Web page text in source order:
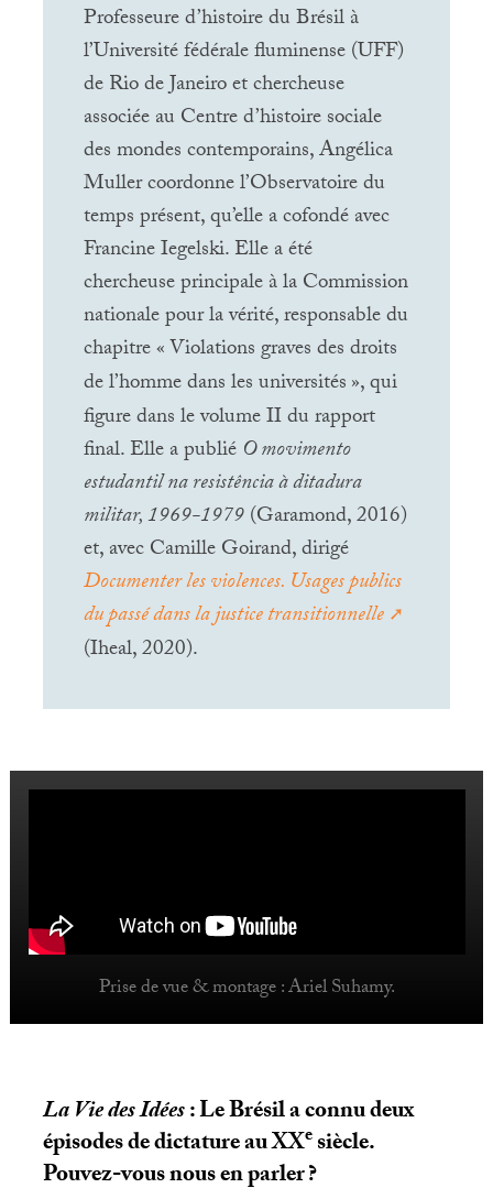
Professeure d’histoire du Brésil à
l’Université fédérale fluminense (UFF)
de Rio de Janeiro et chercheuse
associée au Centre d’histoire sociale
des mondes contemporains, Angélica
Muller coordonne l’Observatoire du
temps présent, qu’elle a cofondé avec
Francine Iegelski. Elle a été
chercheuse principale à la Commission
nationale pour la vérité, responsable du
chapitre «Violations graves des droits
de l’homme dans les universités», qui
figure dans le volumeIIdu rapport
final. Elle a publié O movimento
estudantil na resistência à ditadura
militar, 1969-1979(Garamond, 2016)
et, avec Camille Goirand, dirigé
Documenter les violences. Usages publics
du passé dans la justice transitionnelle
(Iheal, 2020).
Prise de vue & montage : Ariel Suhamy.
La Vie des Idées: Le Brésil a connu deux
épisodes de dictature auXXesiècle.
Pouvez-vous nous en parler?